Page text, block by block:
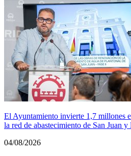
El Ayuntamiento invierte 1,7 millones
la red de abastecimiento de San Juan
04/08/2026